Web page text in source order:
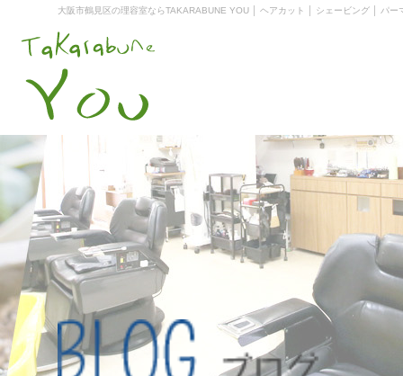
大阪市鶴見区の理容室ならTAKARABUNE YOU │ ヘアカット │ シェービング │ パー